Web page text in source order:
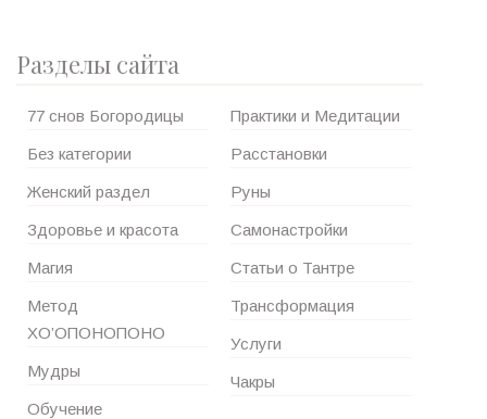
Разделы сайта
77 снов Богородицы
Без категории
Женский раздел
Здоровье и красота
Магия
Метод
ХО’ОПОНОПОНО
Мудры
Обучение
Практики и Медитации
Расстановки
Руны
Самонастройки
Статьи о Тантре
Трансформация
Услуги
Чакры